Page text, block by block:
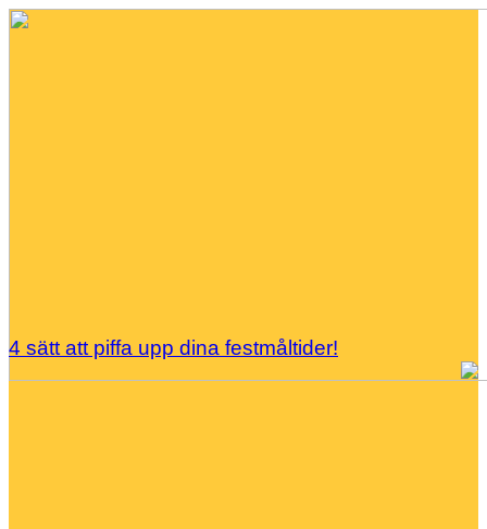
4 sätt att piffa upp dina festmåltider!